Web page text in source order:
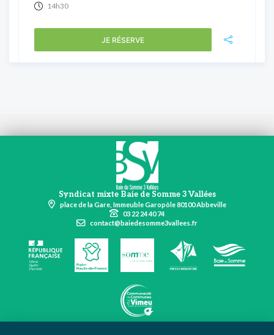
14h30
JE RÉSERVE
Syndicat mixte Baie de Somme 3 Vallées
place de la Gare, Immeuble Garopôle 80100 Abbeville
03 22 24 40 74
contact@baiedesomme3vallees.fr